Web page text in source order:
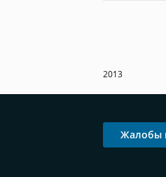
2013
Жалобы